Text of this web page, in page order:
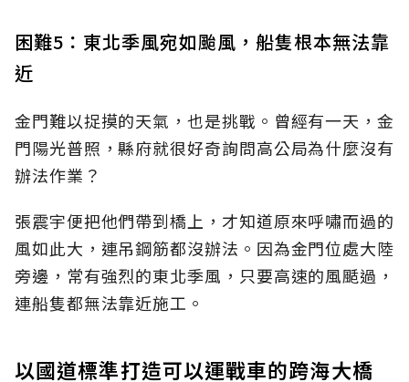
困難5：東北季風宛如颱風，船隻根本無法靠
近
金門難以捉摸的天氣，也是挑戰。曾經有一天，金
門陽光普照，縣府就很好奇詢問高公局為什麼沒有
辦法作業？
張震宇便把他們帶到橋上，才知道原來呼嘯而過的
風如此大，連吊鋼筋都沒辦法。因為金門位處大陸
旁邊，常有強烈的東北季風，只要高速的風颳過，
連船隻都無法靠近施工。
以國道標準打造可以運戰車的跨海大橋